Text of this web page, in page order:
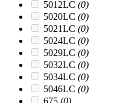
5012LC (0)
5020LC (0)
5021LC (0)
5024LC (0)
5029LC (0)
5032LC (0)
5034LC (0)
5046LC (0)
675 (0)